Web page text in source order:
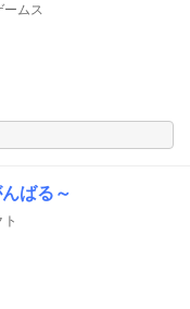
ームス
ばる～